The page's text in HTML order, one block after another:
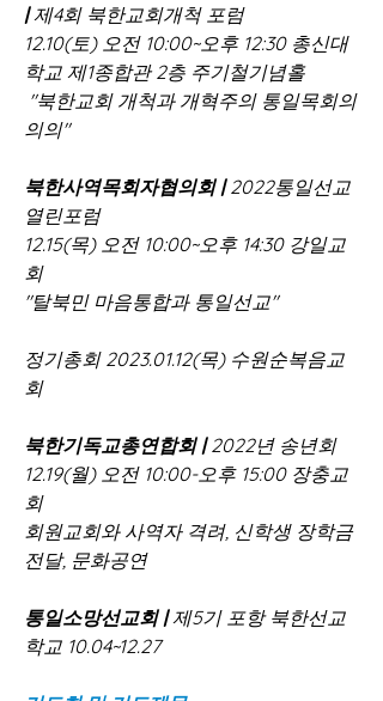
| 제4회 북한교회개척 포럼
12.10(토) 오전 10:00~오후 12:30 총신대
학교 제1종합관 2층 주기철기념홀
"북한교회 개척과 개혁주의 통일목회의
의의"
북한사역목회자협의회 | 2022통일선교
열린포럼
12.15(목) 오전 10:00~오후 14:30 강일교
회
"탈북민 마음통합과 통일선교"
정기총회 2023.01.12(목) 수원순복음교
회
북한기독교총연합회 | 2022년 송년회
12.19(월) 오전 10:00-오후 15:00 장충교
회
회원교회와 사역자 격려, 신학생 장학금
전달, 문화공연
통일소망선교회 | 제5기 포항 북한선교
학교 10.04~12.27